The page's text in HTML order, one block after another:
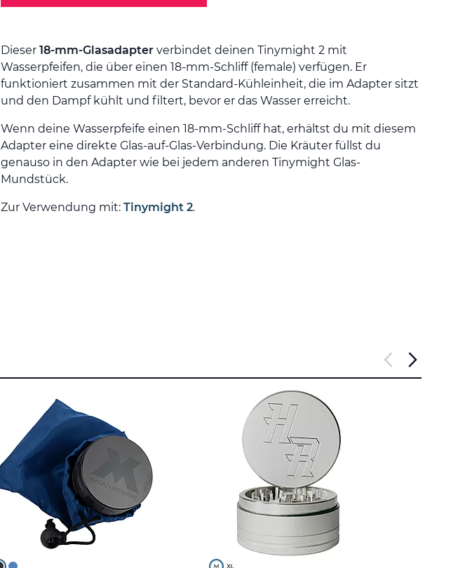
Dieser 18-mm-Glasadapter verbindet deinen Tinymight 2 mit
Wasserpfeifen, die über einen 18-mm-Schliff (female) verfügen. Er
funktioniert zusammen mit der Standard-Kühleinheit, die im Adapter sitzt
und den Dampf kühlt und filtert, bevor er das Wasser erreicht.
Wenn deine Wasserpfeife einen 18-mm-Schliff hat, erhältst du mit diesem
Adapter eine direkte Glas-auf-Glas-Verbindung. Die Kräuter füllst du
genauso in den Adapter wie bei jedem anderen Tinymight Glas-
Mundstück.
Zur Verwendung mit: Tinymight 2.